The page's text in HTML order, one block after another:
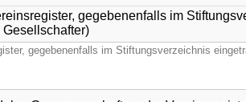
gegebenenfalls im